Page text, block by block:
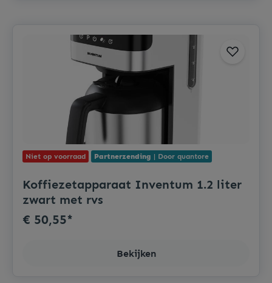
Niet op voorraad Partnerzending | Door quantore
Koffiezetapparaat Inventum 1.2 liter
zwart met rvs
€ 50,55*
Bekijken